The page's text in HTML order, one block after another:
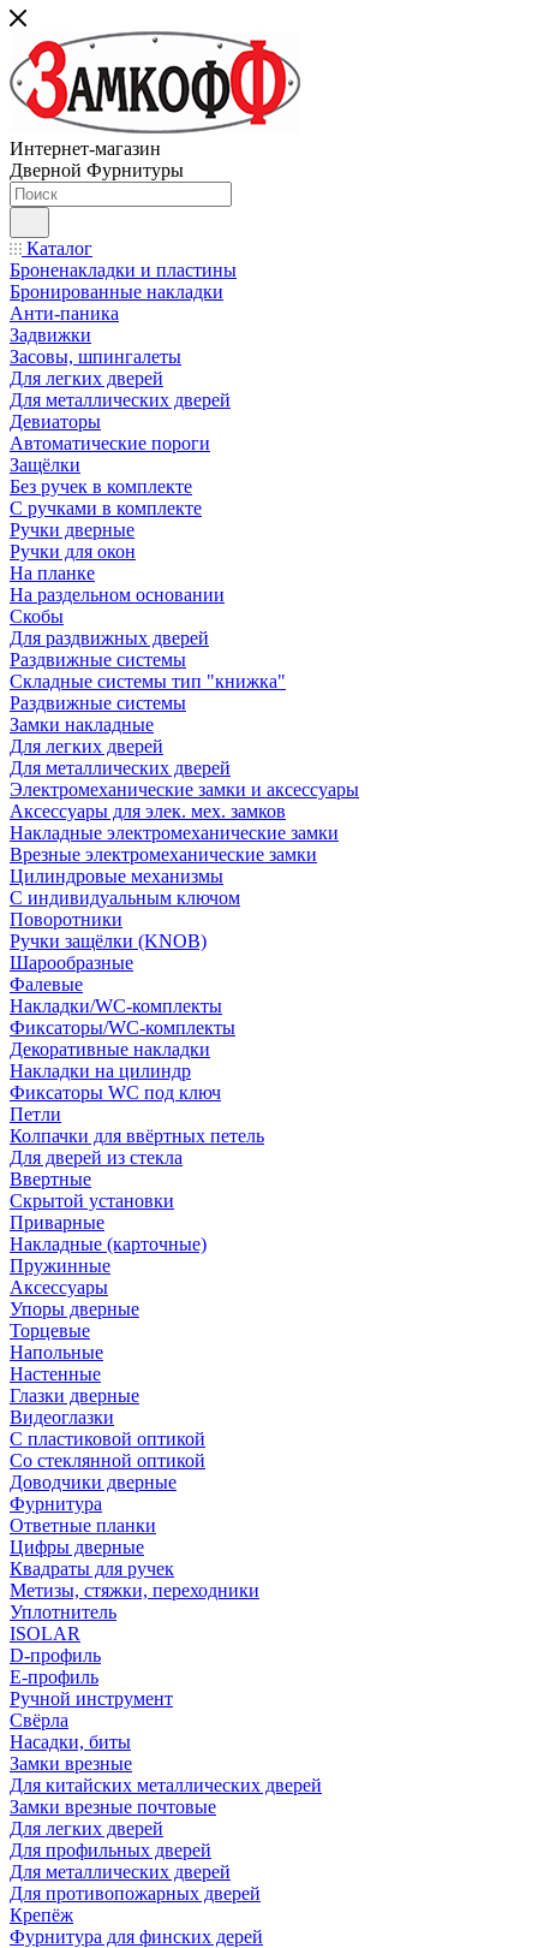
Интернет-магазин
Дверной Фурнитуры
Каталог
Броненакладки и пластины
Бронированные накладки
Анти-паника
Задвижки
Засовы, шпингалеты
Для легких дверей
Для металлических дверей
Девиаторы
Автоматические пороги
Защёлки
Без ручек в комплекте
С ручками в комплекте
Ручки дверные
Ручки для окон
На планке
На раздельном основании
Скобы
Для раздвижных дверей
Раздвижные системы
Складные системы тип "книжка"
Раздвижные системы
Замки накладные
Для легких дверей
Для металлических дверей
Электромеханические замки и аксессуары
Аксессуары для элек. мех. замков
Накладные электромеханические замки
Врезные электромеханические замки
Цилиндровые механизмы
С индивидуальным ключом
Поворотники
Ручки защёлки (KNOB)
Шарообразные
Фалевые
Накладки/WC-комплекты
Фиксаторы/WC-комплекты
Декоративные накладки
Накладки на цилиндр
Фиксаторы WC под ключ
Петли
Колпачки для ввёртных петель
Для дверей из стекла
Ввертные
Скрытой установки
Приварные
Накладные (карточные)
Пружинные
Аксессуары
Упоры дверные
Торцевые
Напольные
Настенные
Глазки дверные
Видеоглазки
С пластиковой оптикой
Со стеклянной оптикой
Доводчики дверные
Фурнитура
Ответные планки
Цифры дверные
Квадраты для ручек
Метизы, стяжки, переходники
Уплотнитель
ISOLAR
D-профиль
Е-профиль
Ручной инструмент
Свёрла
Насадки, биты
Замки врезные
Для китайских металлических дверей
Замки врезные почтовые
Для легких дверей
Для профильных дверей
Для металлических дверей
Для противопожарных дверей
Крепёж
Фурнитура для финских дерей